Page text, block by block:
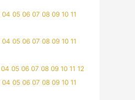
04 05 06 07 08 09 10 11
04 05 06 07 08 09 10 11
04 05 06 07 08 09 10 11 12
04 05 06 07 08 09 10 11